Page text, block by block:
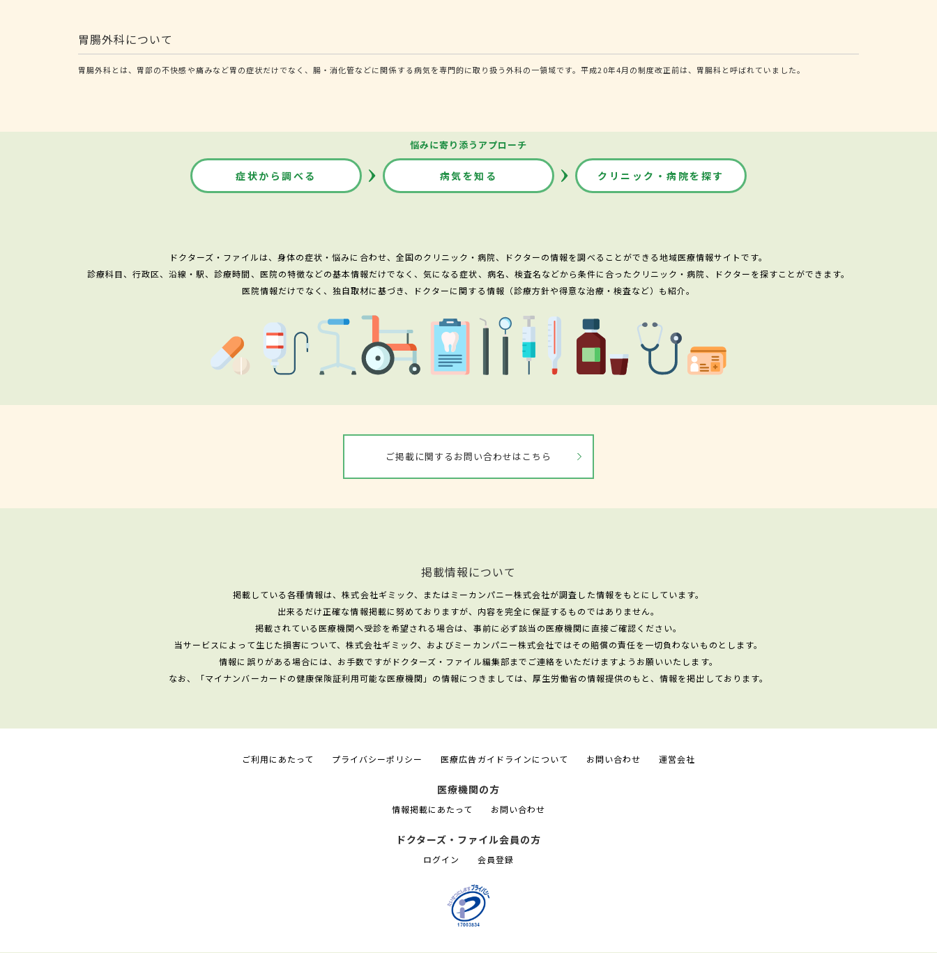
胃腸外科について
胃腸外科とは、胃部の不快感や痛みなど胃の症状だけでなく、腸・消化管などに関係する病気を専門的に取り扱う外科の一領域です。平成20年4月の制度改正前は、胃腸科と呼ばれていました。
悩みに寄り添うアプローチ
症状から調べる 病気を知る クリニック・病院を探す
ドクターズ・ファイルは、身体の症状・悩みに合わせ、全国のクリニック・病院、ドクターの情報を調べることができる地域医療情報サイトです。
診療科目、行政区、沿線・駅、診療時間、医院の特徴などの基本情報だけでなく、気になる症状、病名、検査名などから条件に合ったクリニック・病院、ドクターを探すことができます。
医院情報だけでなく、独自取材に基づき、ドクターに関する情報（診療方針や得意な治療・検査など）も紹介。
ご掲載に関するお問い合わせはこちら
掲載情報について
掲載している各種情報は、株式会社ギミック、またはミーカンパニー株式会社が調査した情報をもとにしています。
出来るだけ正確な情報掲載に努めておりますが、内容を完全に保証するものではありません。
掲載されている医療機関へ受診を希望される場合は、事前に必ず該当の医療機関に直接ご確認ください。
当サービスによって生じた損害について、株式会社ギミック、およびミーカンパニー株式会社ではその賠償の責任を一切負わないものとします。
情報に誤りがある場合には、お手数ですがドクターズ・ファイル編集部までご連絡をいただけますようお願いいたします。
なお、「マイナンバーカードの健康保険証利用可能な医療機関」の情報につきましては、厚生労働省の情報提供のもと、情報を掲出しております。
ご利用にあたって プライバシーポリシー 医療広告ガイドラインについて お問い合わせ 運営会社
医療機関の方
情報掲載にあたって お問い合わせ
ドクターズ・ファイル会員の方
ログイン 会員登録